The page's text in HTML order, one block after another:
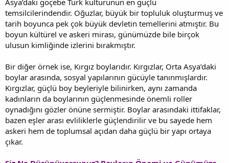
temsilcilerindendir. Oğuzlar, büyük bir topluluk oluşturmuş ve
tarih boyunca pek çok büyük devletin temellerini atmıştır. Bu
boyun kültürel ve askeri mirası, günümüzde bile birçok
ulusun kimliğinde izlerini bırakmıştır.
Bir diğer örnek ise, Kırgız boylarıdır. Kırgızlar, Orta Asya’daki
boylar arasında, sosyal yapılarının gücüyle tanınmışlardır.
Kırgızlar, güçlü boy beyleriyle bilinirken, aynı zamanda
kadınların da boylarının güçlenmesinde önemli roller
oynadığını gözler önüne sermiştir. Boylar arasındaki ittifaklar,
bazen eşler arası evliliklerle güçlendirilir ve bu sayede hem
askeri hem de toplumsal açıdan daha güçlü bir yapı ortaya
çıkar.